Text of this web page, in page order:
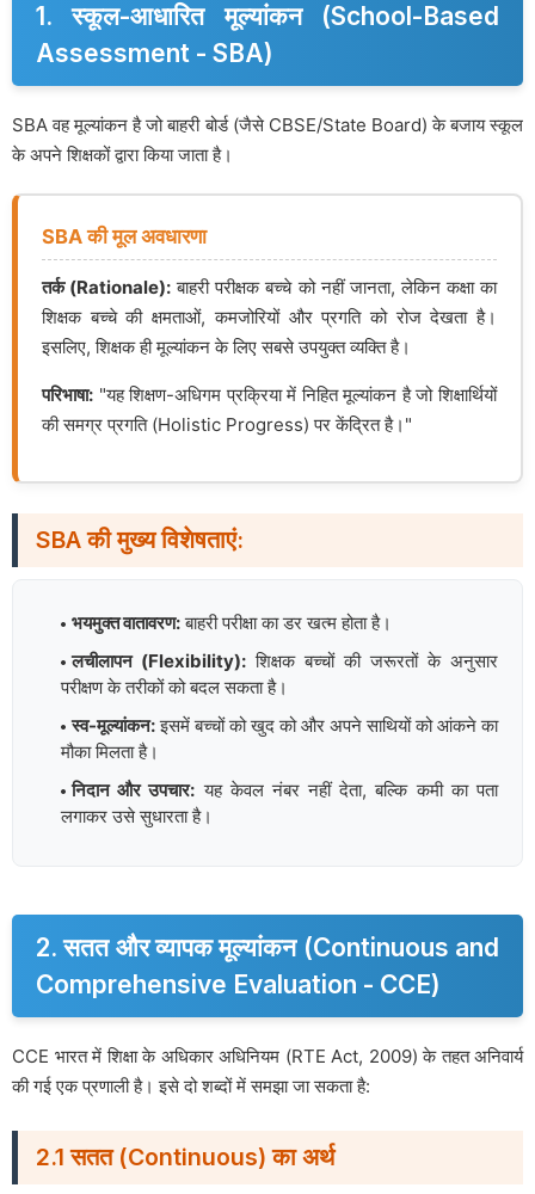
1. स्कूल-आधारित मूल्यांकन (School-Based
Assessment - SBA)
SBA वह मूल्यांकन है जो बाहरी बोर्ड (जैसे CBSE/State Board) के बजाय स्कूल
के अपने शिक्षकों द्वारा किया जाता है।
SBA की मूल अवधारणा
तर्क (Rationale): बाहरी परीक्षक बच्चे को नहीं जानता, लेकिन कक्षा का
शिक्षक बच्चे की क्षमताओं, कमजोरियों और प्रगति को रोज देखता है।
इसलिए, शिक्षक ही मूल्यांकन के लिए सबसे उपयुक्त व्यक्ति है।
परिभाषा: "यह शिक्षण-अधिगम प्रक्रिया में निहित मूल्यांकन है जो शिक्षार्थियों
की समग्र प्रगति (Holistic Progress) पर केंद्रित है।"
SBA की मुख्य विशेषताएं:
भयमुक्त वातावरण:बाहरी परीक्षा का डर खत्म होता है।
लचीलापन (Flexibility): शिक्षक बच्चों की जरूरतों के अनुसार
परीक्षण के तरीकों को बदल सकता है।
स्व-मूल्यांकन:इसमें बच्चों को खुद को और अपने साथियों को आंकने का
मौका मिलता है।
निदान और उपचार: यह केवल नंबर नहीं देता, बल्कि कमी का पता
लगाकर उसे सुधारता है।
2. सतत और व्यापक मूल्यांकन (Continuous and
Comprehensive Evaluation - CCE)
CCE भारत में शिक्षा के अधिकार अधिनियम (RTE Act, 2009) के तहत अनिवार्य
की गई एक प्रणाली है। इसे दो शब्दों में समझा जा सकता है:
2.1 सतत (Continuous) का अर्थ